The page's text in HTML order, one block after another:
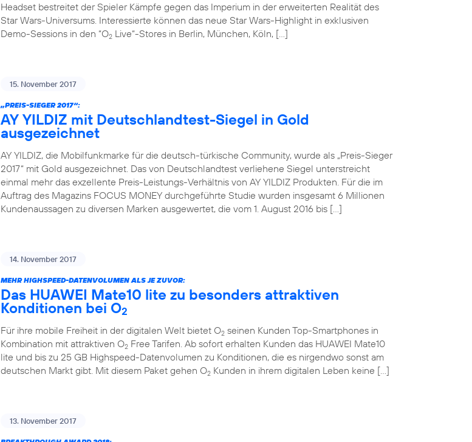
Headset bestreitet der Spieler Kämpfe gegen das Imperium in der erweiterten Realität des
Star Wars-Universums. Interessierte können das neue Star Wars-Highlight in exklusiven
Demo-Sessions in den “O2 Live“-Stores in Berlin, München, Köln, […]
15. November 2017
„PREIS-SIEGER 2017“:
AY YILDIZ mit Deutschlandtest-Siegel in Gold
ausgezeichnet
AY YILDIZ, die Mobilfunkmarke für die deutsch-türkische Community, wurde als „Preis-Sieger
2017“ mit Gold ausgezeichnet. Das von Deutschlandtest verliehene Siegel unterstreicht
einmal mehr das exzellente Preis-Leistungs-Verhältnis von AY YILDIZ Produkten. Für die im
Auftrag des Magazins FOCUS MONEY durchgeführte Studie wurden insgesamt 6 Millionen
Kundenaussagen zu diversen Marken ausgewertet, die vom 1. August 2016 bis […]
14. November 2017
MEHR HIGHSPEED-DATENVOLUMEN ALS JE ZUVOR:
Das HUAWEI Mate10 lite zu besonders attraktiven
Konditionen bei O2
Für ihre mobile Freiheit in der digitalen Welt bietet O2 seinen Kunden Top-Smartphones in
Kombination mit attraktiven O2 Free Tarifen. Ab sofort erhalten Kunden das HUAWEI Mate10
lite und bis zu 25 GB Highspeed-Datenvolumen zu Konditionen, die es nirgendwo sonst am
deutschen Markt gibt. Mit diesem Paket gehen O2 Kunden in ihrem digitalen Leben keine […]
13. November 2017